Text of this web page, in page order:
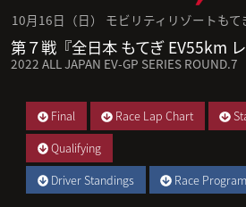
10月16日（日） モビリティリゾートもて
第７戦『全日本 もてぎ EV55km レ
2022 ALL JAPAN EV-GP SERIES ROUND.7
Final Race Lap Chart
Qualifying
Driver Standings
Race Program